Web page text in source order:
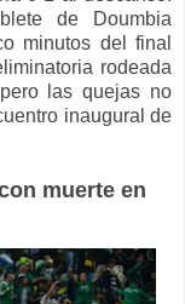
de Doumbia
minutos del final
rodeada
las quejas no
inaugural de
muerte en